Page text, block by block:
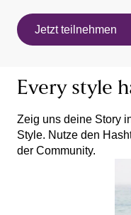
Jetzt teilnehmen
Every style
Zeig uns deine Story
Style. Nutze den
der Community.